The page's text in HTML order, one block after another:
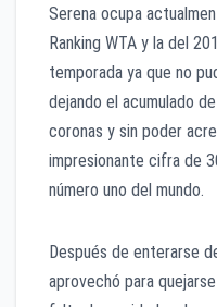
Serena ocupa
Ranking WTA y la del
temporada ya que no
dejando el acumulado
coronas y sin poder
impresionante cifra de
número uno del mundo.
Después de enterarse
aprovechó para